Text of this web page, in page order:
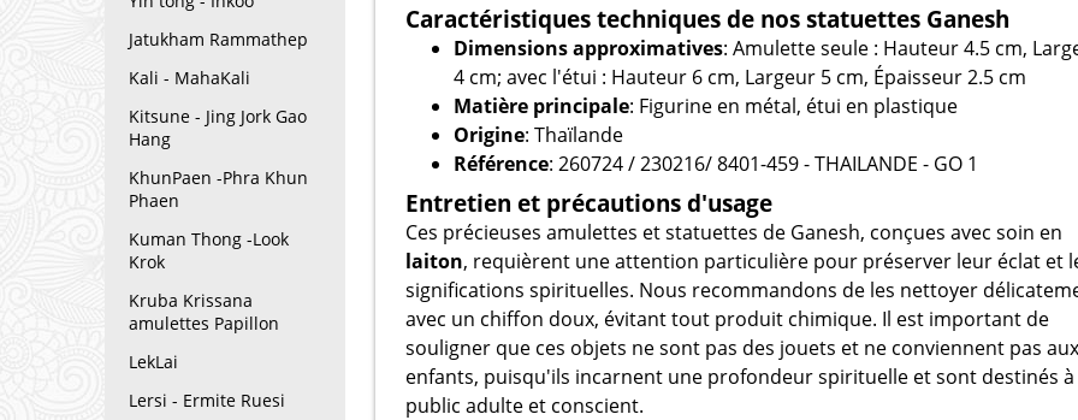
Jatukham Rammathep
Kali - MahaKali
Kitsune - Jing Jork Gao
Hang
KhunPaen -Phra Khun
Phaen
Kuman Thong -Look
Krok
Kruba Krissana
amulettes Papillon
LekLai
Lersi - Ermite Ruesi
Caractéristiques techniques de nos statuettes Ganesh
Dimensions approximatives: Amulette seule : Hauteur 4.5 cm,
4 cm; avec l'étui : Hauteur 6 cm, Largeur 5 cm, Épaisseur 2.5 cm
Matière principale: Figurine en métal, étui en plastique
Origine: Thaïlande
Référence: 260724 / 230216/ 8401-459 - THAILANDE - GO 1
Entretien et précautions d'usage
Ces précieuses amulettes et statuettes de Ganesh, conçues avec soin en
laiton, requièrent une attention particulière pour préserver leur éclat et
significations spirituelles. Nous recommandons de les nettoyer
avec un chiffon doux, évitant tout produit chimique. Il est important de
souligner que ces objets ne sont pas des jouets et ne conviennent pas aux
enfants, puisqu'ils incarnent une profondeur spirituelle et sont destinés
public adulte et conscient.